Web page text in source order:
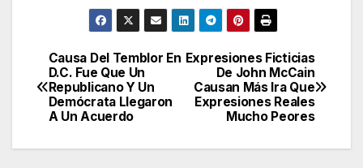
Navegación
de
Expresiones Ficticias
De John McCain
Causan Más Ira Que
Expresiones Reales
Mucho Peores
Causa Del Temblor En
D.C. Fue Que Un
Republicano Y Un
Demócrata Llegaron
A Un Acuerdo